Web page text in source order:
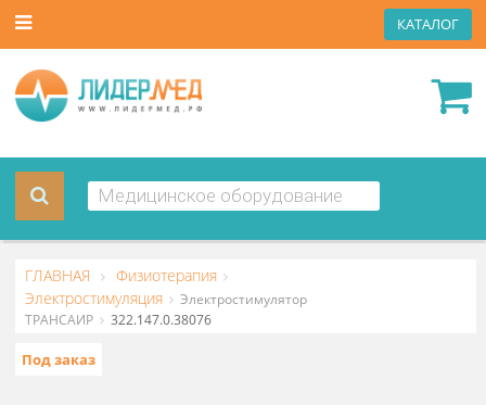
ГЛАВНАЯ
Физиотерапия
Электростимуляция
ТРАНСАИР